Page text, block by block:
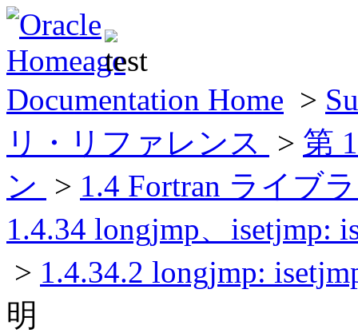
Documentation Home >
リ・リファレンス
> 第
ン
> 1.4 Fortran ライブ
1.4.34 longjmp、isetjmp:
> 1.4.34.2 longjmp:
明